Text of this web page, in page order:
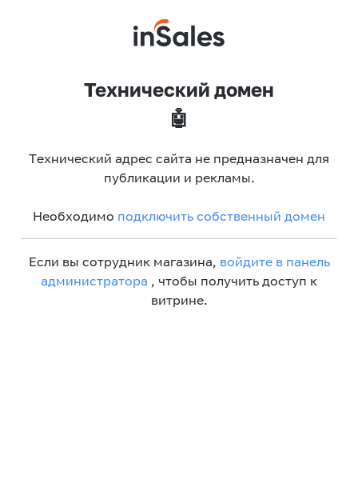
Технический домен
🤖
Технический адрес сайта не предназначен для
публикации и рекламы.
Необходимо подключить собственный домен
Если вы сотрудник магазина, войдите в панель
администратора , чтобы получить доступ к
витрине.